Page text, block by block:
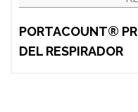
PORTACOUNT®
DEL RESPIRADOR